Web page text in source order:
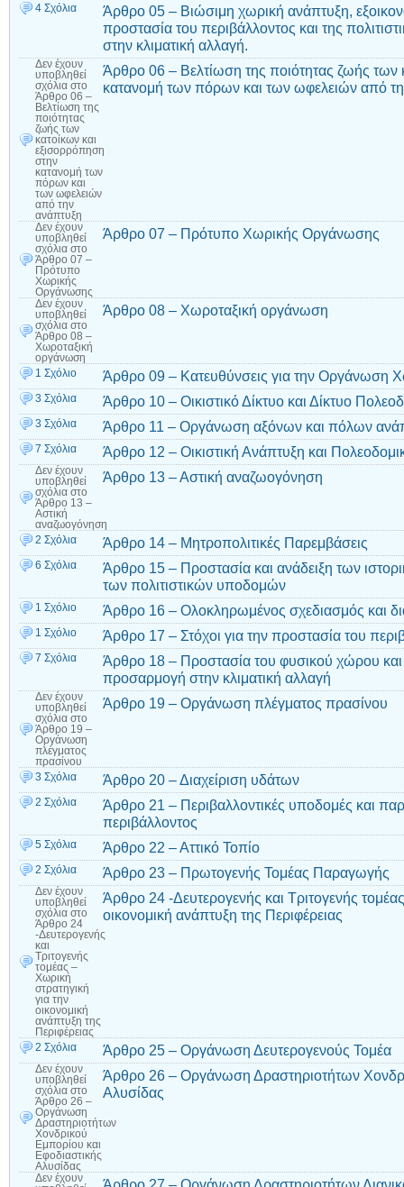
4 Σχόλια
Άρθρο 05 – Βιώσιμη χωρική ανάπτυξη,
προστασία του περιβάλλοντος και της
στην κλιματική αλλαγή.
Δεν έχουν
υποβληθεί
σχόλια στο
Άρθρο 06 –
Βελτίωση της
ποιότητας
ζωής των
κατοίκων και
εξισορρόπηση
στην
κατανομή των
πόρων και
των ωφελειών
από την
ανάπτυξη
Άρθρο 06 – Βελτίωση της ποιότητας ζωής των
κατανομή των πόρων και των ωφελειών από
Δεν έχουν
υποβληθεί
σχόλια στο
Άρθρο 07 –
Πρότυπο
Χωρικής
Οργάνωσης
Άρθρο 07 – Πρότυπο Χωρικής Οργάνωσης
Δεν έχουν
υποβληθεί
σχόλια στο
Άρθρο 08 –
Χωροταξική
οργάνωση
Άρθρο 08 – Χωροταξική οργάνωση
1 Σχόλιο Άρθρο 09 – Κατευθύνσεις για την Οργάνωση
3 Σχόλια Άρθρο 10 – Οικιστικό Δίκτυο και Δίκτυο
3 Σχόλια Άρθρο 11 – Οργάνωση αξόνων και πόλων
7 Σχόλια Άρθρο 12 – Οικιστική Ανάπτυξη και
Δεν έχουν
υποβληθεί
σχόλια στο
Άρθρο 13 –
Αστική
αναζωογόνηση
Άρθρο 13 – Αστική αναζωογόνηση
2 Σχόλια Άρθρο 14 – Μητροπολιτικές Παρεμβάσεις
6 Σχόλια
Άρθρο 15 – Προστασία και ανάδειξη των
των πολιτιστικών υποδομών
1 Σχόλιο Άρθρο 16 – Ολοκληρωμένος σχεδιασμός και
1 Σχόλιο Άρθρο 17 – Στόχοι για την προστασία του
7 Σχόλια
Άρθρο 18 – Προστασία του φυσικού χώρου και
προσαρμογή στην κλιματική αλλαγή
Δεν έχουν
υποβληθεί
σχόλια στο
Άρθρο 19 –
Οργάνωση
πλέγματος
πρασίνου
Άρθρο 19 – Οργάνωση πλέγματος πρασίνου
3 Σχόλια Άρθρο 20 – Διαχείριση υδάτων
2 Σχόλια
Άρθρο 21 – Περιβαλλοντικές υποδομές και
περιβάλλοντος
5 Σχόλια Άρθρο 22 – Αττικό Τοπίο
2 Σχόλια Άρθρο 23 – Πρωτογενής Τομέας Παραγωγής
Δεν έχουν
υποβληθεί
σχόλια στο
Άρθρο 24
-Δευτερογενής
και
Τριτογενής
τομέας –
Χωρική
στρατηγική
για την
οικονομική
ανάπτυξη της
Περιφέρειας
Άρθρο 24 -Δευτερογενής και Τριτογενής
οικονομική ανάπτυξη της Περιφέρειας
2 Σχόλια Άρθρο 25 – Οργάνωση Δευτερογενούς Τομέα
Δεν έχουν
υποβληθεί
σχόλια στο
Άρθρο 26 –
Οργάνωση
Δραστηριοτήτων
Χονδρικού
Εμπορίου και
Εφοδιαστικής
Αλυσίδας
Άρθρο 26 – Οργάνωση Δραστηριοτήτων
Αλυσίδας
Δεν έχουν